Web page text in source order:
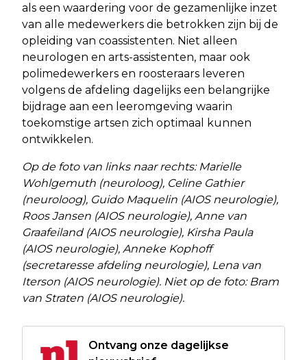
als een waardering voor de gezamenlijke inzet
van alle medewerkers die betrokken zijn bij de
opleiding van coassistenten. Niet alleen
neurologen en arts-assistenten, maar ook
polimedewerkers en roosteraars leveren
volgens de afdeling dagelijks een belangrijke
bijdrage aan een leeromgeving waarin
toekomstige artsen zich optimaal kunnen
ontwikkelen.
Op de foto van links naar rechts: Marielle
Wohlgemuth (neuroloog), Celine Gathier
(neuroloog), Guido Maquelin (AIOS neurologie),
Roos Jansen (AIOS neurologie), Anne van
Graafeiland (AIOS neurologie), Kirsha Paula
(AIOS neurologie), Anneke Kophoff
(secretaresse afdeling neurologie), Lena van
Iterson (AIOS neurologie). Niet op de foto: Bram
van Straten (AIOS neurologie).
Ontvang onze dagelijkse